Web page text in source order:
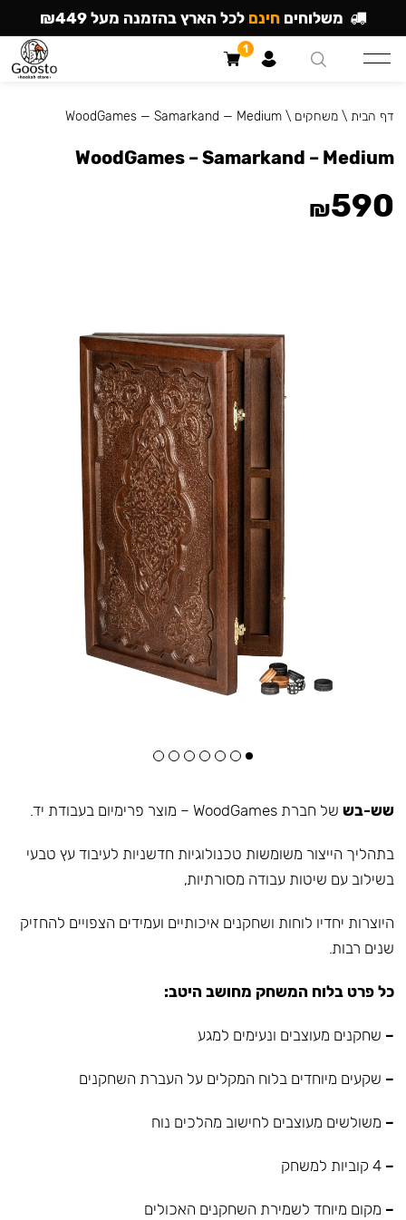
שש-בש של חברת WoodGames – מוצר פרימיום בעבודת יד.
בתהליך הייצור משומשות טכנולוגיות חדשניות לעיבוד עץ טבעי
בשילוב עם שיטות עבודה מסורתיות,
היוצרות יחדיו לוחות ושחקנים איכותיים ועמידים הצפויים להחזיק
שנים רבות.
כל פרט בלוח המשחק מחושב היטב:
– שחקנים מעוצבים ונעימים למגע
– שקעים מיוחדים בלוח המקלים על העברת השחקנים
– משולשים מעוצבים לחישוב מהלכים נוח
– 4 קוביות למשחק
– מקום מיוחד לשמירת השחקנים האכולים
דף הבית \משחקים \
WoodGames — Samarkand — Medium
WoodGames – Samarkand – Medium
₪590
משלוחים חינם לכל הארץ בהזמנה מעל ₪449
1